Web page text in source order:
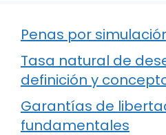
Penas por
Tasa natural de
definición y
Garantías de
fundamentales